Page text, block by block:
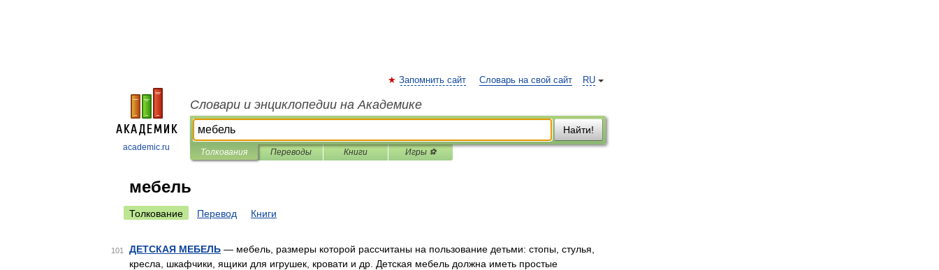
academic.ru
RU
Запомнить сайт Словарь на свой сайт
Словари и энциклопедии на Академике
Найти!
Толкования Переводы Книги Игры ⚽
мебель
Толкование Перевод Книги
101 ДЕТСКАЯ МЕБЕЛЬ — мебель, размеры которой рассчитаны на пользование детьми: стопы, стулья,
кресла, шкафчики, ящики для игрушек, кровати и др. Детская мебель должна иметь простые